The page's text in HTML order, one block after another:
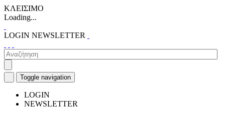
ΚΛΕΙΣΙΜΟ
Loading...
LOGIN NEWSLETTER
Toggle navigation
LOGIN
NEWSLETTER